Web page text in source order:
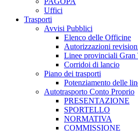
Uffici
Trasporti
Avvisi Pubblici
Elenco delle Officine
Autorizzazioni
Linee provinciali Gran
Corridoi di lancio
Piano dei trasporti
Potenziamento delle
Autotrasporto Conto Proprio
PRESENTAZIONE
SPORTELLO
NORMATIVA
COMMISSIONE